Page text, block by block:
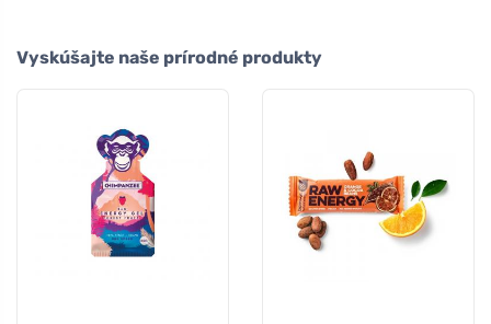
Vyskúšajte naše prírodné produkty